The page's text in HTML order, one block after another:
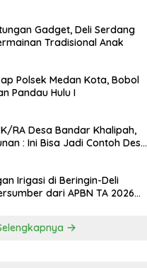
Gadget, Deli Serdang
Tradisional Anak
Polsek Medan Kota, Bobol
Pandau Hulu I
RA Desa Bandar Khalipah,
: Ini Bisa Jadi Contoh Desa
Irigasi di Beringin-Deli
dari APBN TA 2026